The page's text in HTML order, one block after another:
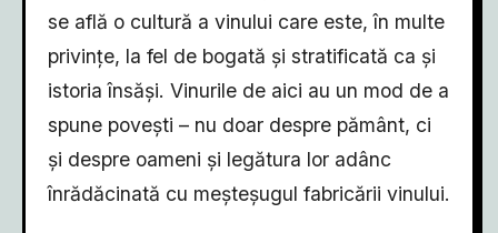
se află o cultură a vinului care este, în multe
privințe, la fel de bogată și stratificată ca și
istoria însăși. Vinurile de aici au un mod de a
spune povești – nu doar despre pământ, ci
și despre oameni și legătura lor adânc
înrădăcinată cu meșteșugul fabricării vinului.